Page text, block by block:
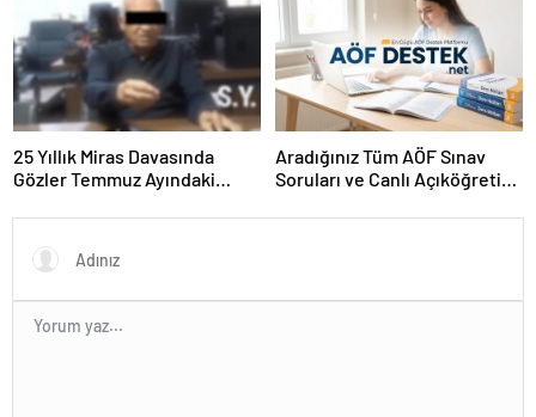
25 Yıllık Miras Davasında
Gözler Temmuz Ayındaki
Aradığınız Tüm AÖF Sınav
Soruları ve Canlı Açıköğretim